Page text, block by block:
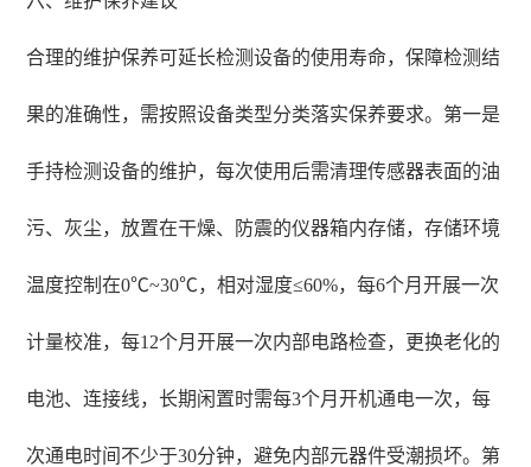
合理的维护保养可延长检测设备的使用寿命，保障检测结
果的准确性，需按照设备类型分类落实保养要求。第一是
手持检测设备的维护，每次使用后需清理传感器表面的油
污、灰尘，放置在干燥、防震的仪器箱内存储，存储环境
温度控制在0℃~30℃，相对湿度≤60%，每6个月开展一次
计量校准，每12个月开展一次内部电路检查，更换老化的
电池、连接线，长期闲置时需每3个月开机通电一次，每
次通电时间不少于30分钟，避免内部元器件受潮损坏。第